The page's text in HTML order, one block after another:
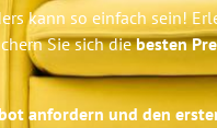
kann so einfach sein!
Sie sich diebesten
anfordern und den